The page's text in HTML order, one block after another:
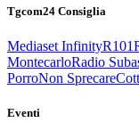
Tgcom24 Consiglia
Mediaset InfinityR101
MontecarloRadio
PorroNon Sprecare
Eventi